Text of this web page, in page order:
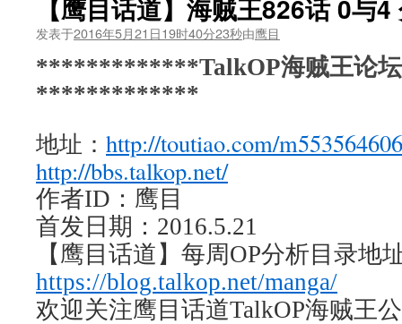
【鹰目话道】海贼王826话 0与4
发表于2016年5月21日19时40分23秒由鹰目
*************TalkOP海贼王论坛
*************
地址： http://toutiao.com/
http://bbs.talkop.net/
作者ID：鹰目
首发日期：2016.5.21
【鹰目话道】每周OP分析目录地
https://blog.talkop.net/manga/
欢迎关注鹰目话道TalkOP海贼王